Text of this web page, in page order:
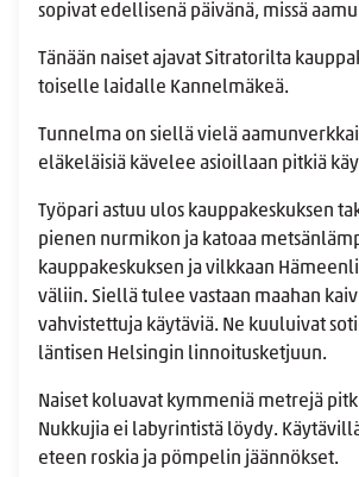
sopivat edellisenä päivänä, missä
Tänään naiset ajavat Sitratorilta
toiselle laidalle Kannelmäkeä.
Tunnelma on siellä vielä
eläkeläisiä kävelee asioillaan pitkiä
Työpari astuu ulos kauppakeskuksen
pienen nurmikon ja katoaa
kauppakeskuksen ja vilkkaan
väliin. Siellä tulee vastaan maahan
vahvistettuja käytäviä. Ne kuuluivat
läntisen Helsingin linnoitusketjuun.
Naiset koluavat kymmeniä metrejä
Nukkujia ei labyrintistä löydy.
eteen roskia ja pömpelin jäännökset.